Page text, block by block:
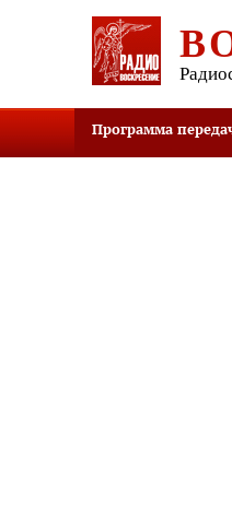
Программа